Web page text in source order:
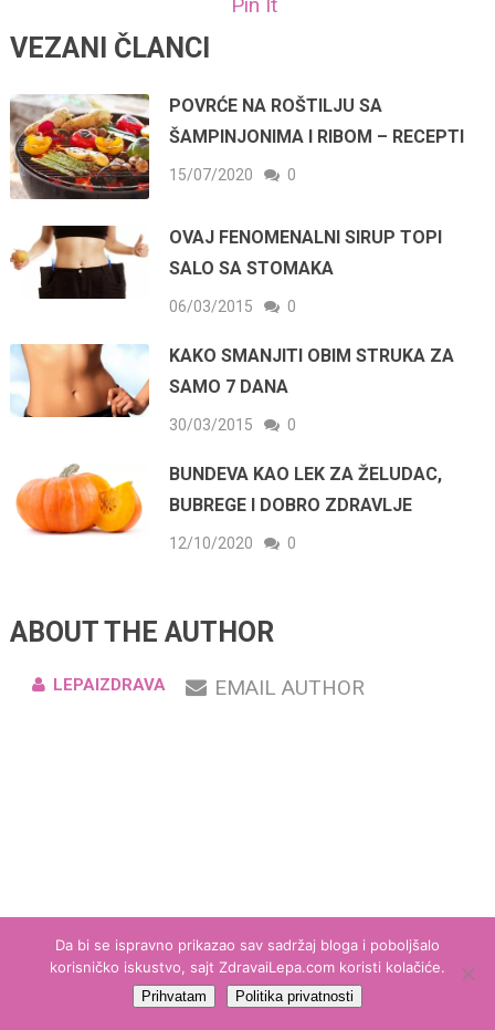
VEZANI ČLANCI
POVRĆE NA ROŠTILJU SA
ŠAMPINJONIMA I RIBOM – RECEPTI
15/07/2020 0
OVAJ FENOMENALNI SIRUP TOPI
SALO SA STOMAKA
06/03/2015 0
KAKO SMANJITI OBIM STRUKA ZA
SAMO 7 DANA
30/03/2015 0
BUNDEVA KAO LEK ZA ŽELUDAC,
BUBREGE I DOBRO ZDRAVLJE
12/10/2020 0
ABOUT THE AUTHOR
LEPAIZDRAVA EMAIL AUTHOR
Zdrava i lepa Copyright © 2026.
Da bi se ispravno prikazao sav sadržaj bloga i poboljšalo
korisničko iskustvo, sajt ZdravaiLepa.com koristi kolačiće.
Prihvatam Politika privatnosti